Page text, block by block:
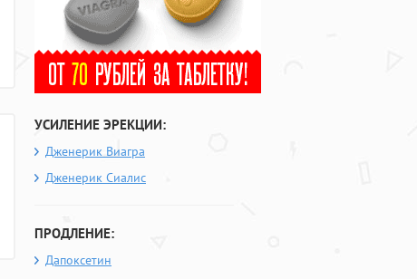
УСИЛЕНИЕ ЭРЕКЦИИ:
Дженерик Виагра
Дженерик Сиалис
ПРОДЛЕНИЕ:
Дапоксетин